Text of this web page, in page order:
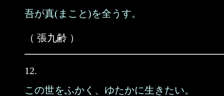
吾が真(まこと)を全うす。
（ 張九齢 ）
12.
この世をふかく、ゆたかに生きたい。